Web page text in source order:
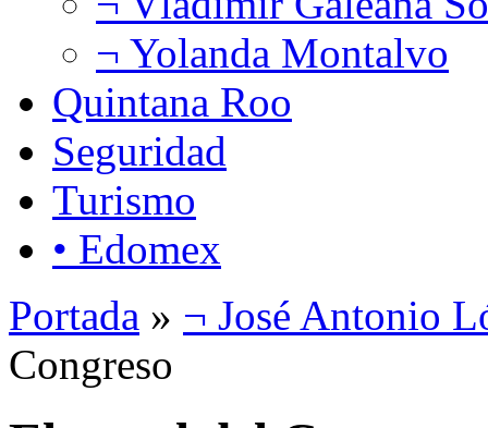
¬ Yolanda Montalvo
Quintana Roo
Seguridad
Turismo
• Edomex
Portada » ¬ José Antonio
Congreso